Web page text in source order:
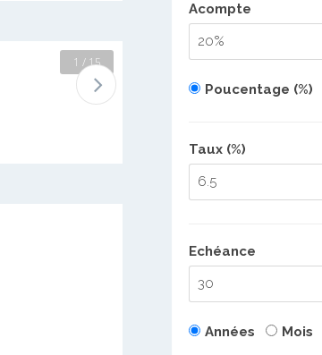
2 / 15
Acompte
Poucentage (%)
Taux (%)
Echéance
Années Mois